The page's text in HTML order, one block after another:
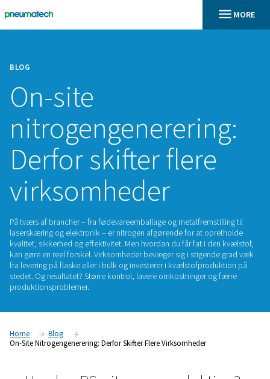
BLOG
On-site
Derfor skifter
virksomheder
På tværs af brancher – fra fødevareemballage og
laserskæring og elektronik – er nitrogen afgørende for at
fra levering på flaske eller i bulk og investerer i
stedet. Og resultatet? Større kontrol, lavere omkostninger